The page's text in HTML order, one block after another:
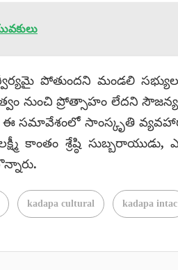
పోతుందని మండలి
నుంచి ప్రోత్సాహం లేదని
ఈ సమావేశంలో సాంస్కృతి
కాంతం శ్రేష్ఠి సుబ్బరాయుడు,
kadapa cultural kadapa intac